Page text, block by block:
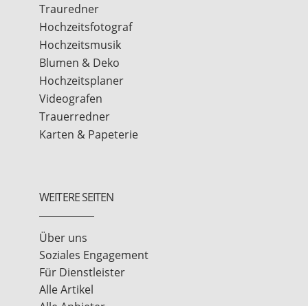
Trauredner
Hochzeitsfotograf
Hochzeitsmusik
Blumen & Deko
Hochzeitsplaner
Videografen
Trauerredner
Karten & Papeterie
WEITERE SEITEN
Über uns
Soziales Engagement
Für Dienstleister
Alle Artikel